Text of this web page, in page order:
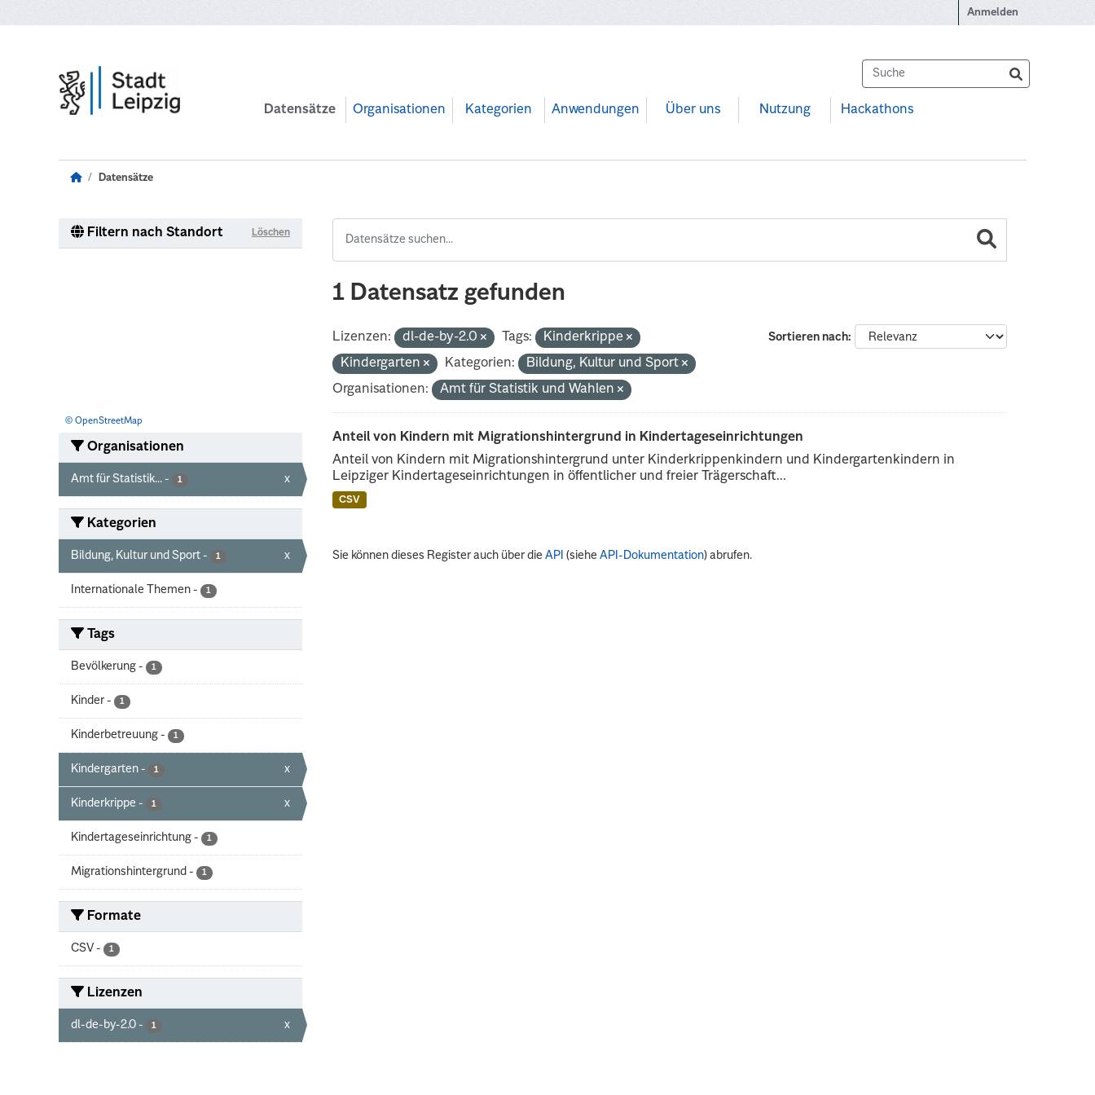
Anmelden
Datensätze Organisationen Kategorien Anwendungen Über uns Nutzung Hackathons
Datensätze
Filtern nach Standort Löschen
© OpenStreetMap
Organisationen
Amt für Statistik... - 1 x
Kategorien
Bildung, Kultur und Sport - 1 x
Internationale Themen - 1
Tags
Bevölkerung - 1
Kinder - 1
Kinderbetreuung - 1
Kindergarten - 1 x
Kinderkrippe - 1 x
Kindertageseinrichtung - 1
Migrationshintergrund - 1
Formate
CSV - 1
Lizenzen
dl-de-by-2.0 - 1 x
1 Datensatz gefunden
Sortieren nach
Lizenzen: dl-de-by-2.0 Tags:
Kinderkrippe
Kindergarten
Kategorien:
Bildung, Kultur und Sport
Organisationen:
Amt für Statistik und Wahlen
Anteil von Kindern mit Migrationshintergrund in Kindertageseinrichtungen
Anteil von Kindern mit Migrationshintergrund unter Kinderkrippenkindern und Kindergartenkindern in
Leipziger Kindertageseinrichtungen in öffentlicher und freier Trägerschaft...
CSV
Sie können dieses Register auch über dieAPI (sieheAPI-Dokumentation) abrufen.